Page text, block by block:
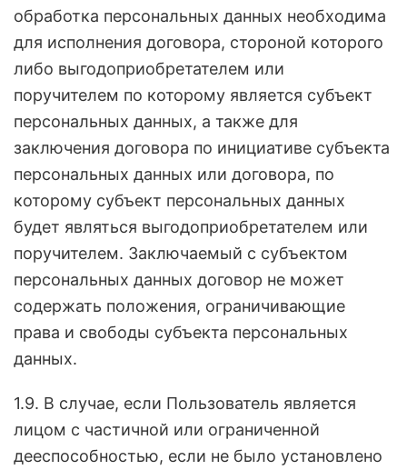
обработка персональных данных необходима
для исполнения договора, стороной которого
либо выгодоприобретателем или
поручителем по которому является субъект
персональных данных, а также для
заключения договора по инициативе субъекта
персональных данных или договора, по
которому субъект персональных данных
будет являться выгодоприобретателем или
поручителем. Заключаемый с субъектом
персональных данных договор не может
содержать положения, ограничивающие
права и свободы субъекта персональных
данных.
1.9. В случае, если Пользователь является
лицом с частичной или ограниченной
дееспособностью, если не было установлено